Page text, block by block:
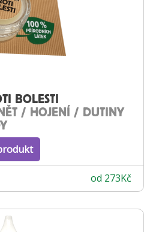
BOLESTI
/ HOJENÍ / DUTINY
od 273Kč